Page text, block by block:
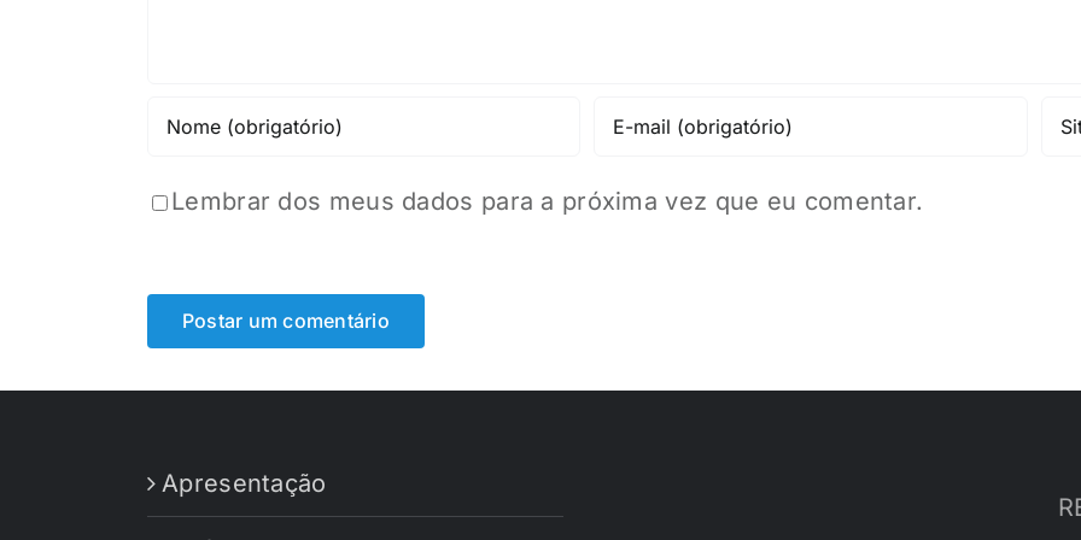
Lembrar dos meus dados para a próxima vez que eu comentar.
Apresentação